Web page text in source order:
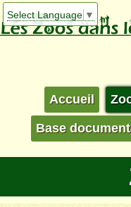
Select Language ▼
Accueil
Base